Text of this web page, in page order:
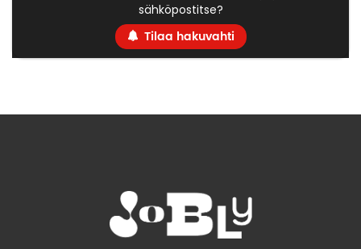
sähköpostitse?
Tilaa hakuvahti